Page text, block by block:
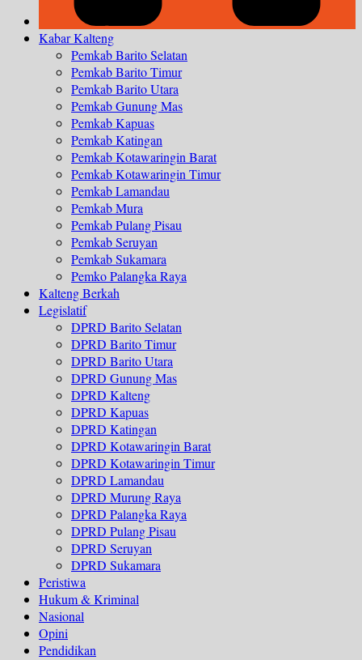
Kabar Kalteng
Pemkab Barito Selatan
Pemkab Barito Timur
Pemkab Barito Utara
Pemkab Gunung Mas
Pemkab Kapuas
Pemkab Katingan
Pemkab Kotawaringin Barat
Pemkab Kotawaringin Timur
Pemkab Lamandau
Pemkab Mura
Pemkab Pulang Pisau
Pemkab Seruyan
Pemkab Sukamara
Pemko Palangka Raya
Kalteng Berkah
Legislatif
DPRD Barito Selatan
DPRD Barito Timur
DPRD Barito Utara
DPRD Gunung Mas
DPRD Kalteng
DPRD Kapuas
DPRD Katingan
DPRD Kotawaringin Barat
DPRD Kotawaringin Timur
DPRD Lamandau
DPRD Murung Raya
DPRD Palangka Raya
DPRD Pulang Pisau
DPRD Seruyan
DPRD Sukamara
Peristiwa
Hukum & Kriminal
Nasional
Opini
Pendidikan